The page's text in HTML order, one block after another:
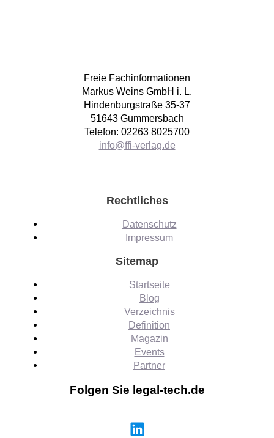
Freie Fachinformationen
Markus Weins GmbH i. L.
Hindenburgstraße 35-37
51643 Gummersbach
Telefon: 02263 8025700
info@ffi-verlag.de
Rechtliches
Datenschutz
Impressum
Sitemap
Startseite
Blog
Verzeichnis
Definition
Magazin
Events
Partner
Folgen Sie legal-tech.de